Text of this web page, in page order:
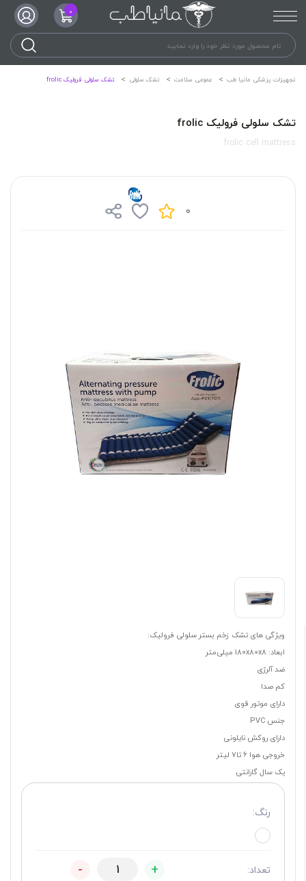
0
تجهیزات پزشکی مانیا طب عمومی سلامت تشک سلولی تشک سلولی فرولیک frolic
تشک سلولی فرولیک frolic
frolic cell mattress
0
ویژگی های تشک زخم بستر سلولی فرولیک:
ابعاد: 180x80x8 میلی‌متر
ضد آلرژی
کم صدا
دارای موتور قوی
جنس PVC
دارای روکش نایلونی
خروجی هوا 6 تا7 لیتر
یک سال گارانتی
رنگ:
تعداد: +
-